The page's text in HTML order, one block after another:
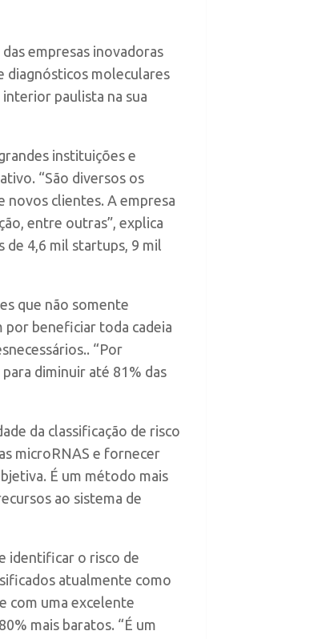
empresas inovadoras
diagnósticos moleculares
paulista na sua
instituições e
“São diversos os
novos clientes. A empresa
entre outras”, explica
de 4,6 mil startups, 9 mil
que não somente
por beneficiar toda cadeia
“Por
diminuir até 81% das
da classificação de risco
microRNAS e fornecer
É um método mais
ao sistema de
identificar o risco de
atualmente como
com uma excelente
mais baratos. “É um